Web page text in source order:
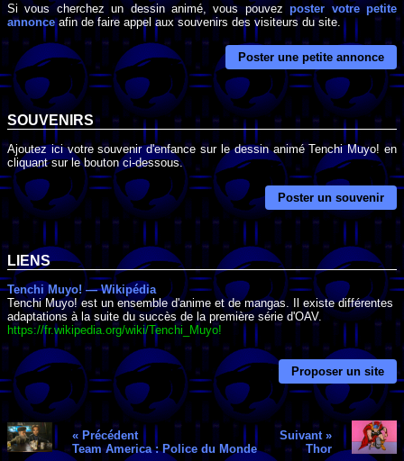
Si vous cherchez un dessin animé, vous pouvezposter votre petite
annonceafin de faire appel aux souvenirs des visiteurs du site.
Poster une petite annonce
SOUVENIRS
Ajoutez ici votre souvenir d'enfance sur le dessin animé Tenchi Muyo! en
cliquant sur le bouton ci-dessous.
Poster un souvenir
LIENS
Tenchi Muyo! — Wikipédia
Tenchi Muyo! est un ensemble d'anime et de mangas. Il existe différentes
adaptations à la suite du succès de la première série d'OAV.
https://fr.wikipedia.org/wiki/Tenchi_Muyo!
Proposer un site
« Précédent
Team America : Police du Monde
Suivant »
Thor